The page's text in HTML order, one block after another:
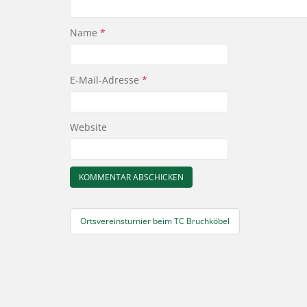
Name *
E-Mail-Adresse *
Website
Beitragsnavigation
Ortsvereinsturnier beim TC Bruchköbel